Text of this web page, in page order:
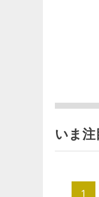
いま注
1